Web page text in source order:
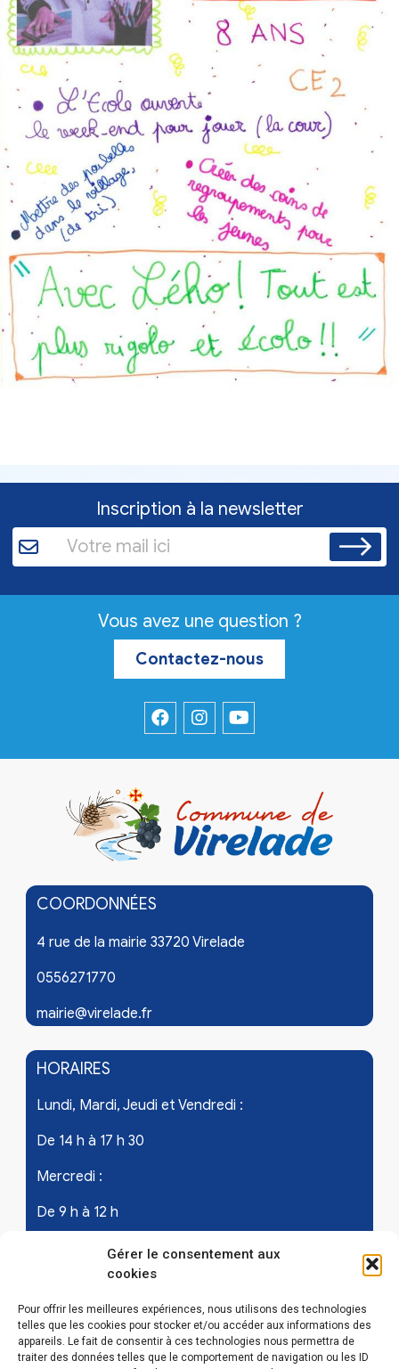
Gérer le consentement aux
cookies
Pour offrir les meilleures expériences, nous utilisons des technologies
telles que les cookies pour stocker et/ou accéder aux informations des
appareils. Le fait de consentir à ces technologies nous permettra de
traiter des données telles que le comportement de navigation ou les ID
Inscription à la newsletter
Vous avez une question ?
Contactez-nous
COORDONNÉES
4 rue de la mairie 33720 Virelade
0556271770
mairie@virelade.fr
HORAIRES
Lundi, Mardi, Jeudi et Vendredi :
De 14 h à 17 h 30
Mercredi :
De 9 h à 12 h
Samedi - les 1er et 3ème de chaque mois :
De 9 h à 12 h
LIENS UTILES